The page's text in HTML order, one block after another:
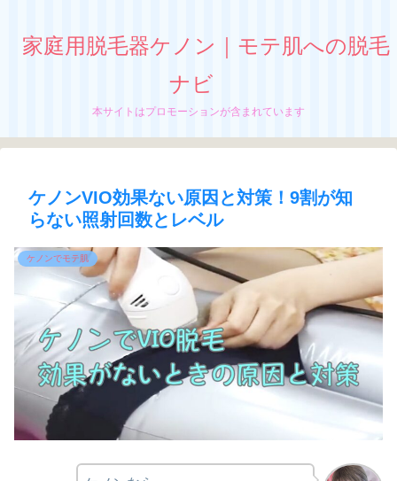
家庭用脱毛器ケノン｜モテ肌への脱毛
ナビ
本サイトはプロモーションが含まれています
ケノンVIO効果ない原因と対策！9割が知
らない照射回数とレベル
ケノンでモテ肌